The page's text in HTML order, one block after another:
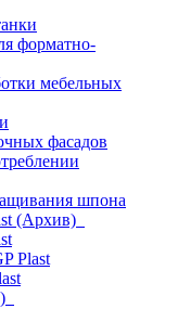
форматно-
мебельных
фасадов
шпона
(Архив)
Plast